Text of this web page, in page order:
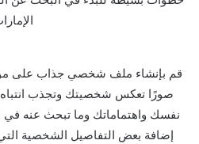
قم بإنشاء ملف شخصي جذاب على
صورًا تعكس شخصيتك وتجذب
نفسك واهتماماتك وما تبحث عنه
إضافة بعض التفاصيل الشخصية